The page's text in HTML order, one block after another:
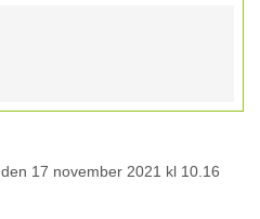
den 17 november 2021 kl 10.16